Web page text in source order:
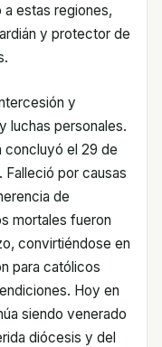
estas regiones,
y protector de
y
luchas personales.
concluyó el 29 de
Falleció por causas
de
mortales fueron
convirtiéndose en
para católicos
Hoy en
siendo venerado
diócesis y del